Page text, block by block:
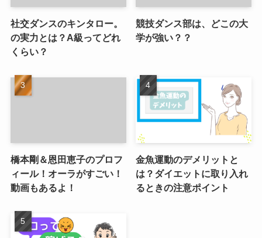
社交ダンスのキンタロー。
の実力とは？A級ってどれ
くらい？
競技ダンス部は、どこの大
学が強い？？
橋本剛＆恩田恵子のプロフ
ィール！オーラがすごい！
動画もあるよ！
金魚運動のデメリットと
は？ダイエットに取り入れ
るときの注意ポイント